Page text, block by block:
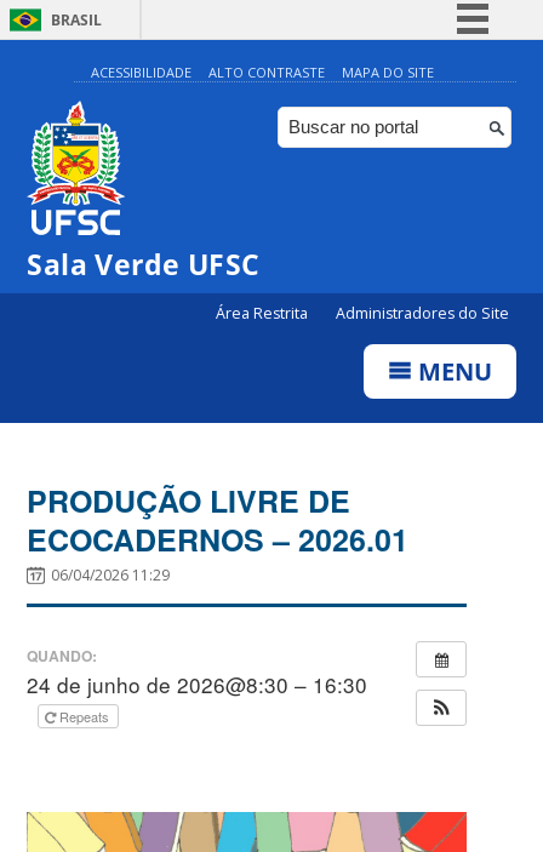
BRASIL
Simplifique!
Comunica BR
Participe
ACESSIBILIDADE ALTO CONTRASTE MAPA DO SITE
Sala Verde UFSC
Área Restrita Administradores do Site
MENU
PRODUÇÃO LIVRE DE
ECOCADERNOS – 2026.01
06/04/2026 11:29
QUANDO:
24 de junho de 2026@8:30 – 16:30
Repeats